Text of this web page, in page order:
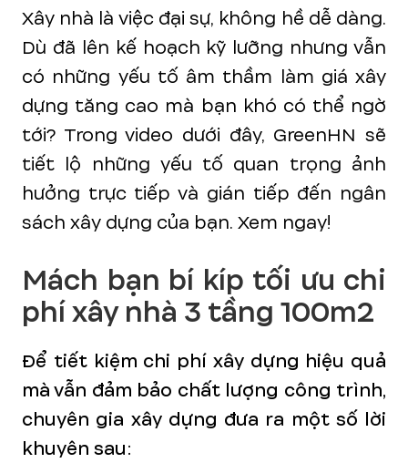
Xây nhà là việc đại sự, không hề dễ dàng.
Dù đã lên kế hoạch kỹ lưỡng nhưng vẫn
có những yếu tố âm thầm làm giá xây
dựng tăng cao mà bạn khó có thể ngờ
tới? Trong video dưới đây, GreenHN sẽ
tiết lộ những yếu tố quan trọng ảnh
hưởng trực tiếp và gián tiếp đến ngân
sách xây dựng của bạn. Xem ngay!
Mách bạn bí kíp tối ưu chi
phí xây nhà 3 tầng 100m2
Để tiết kiệm chi phí xây dựng hiệu quả
mà vẫn đảm bảo chất lượng công trình,
chuyên gia xây dựng đưa ra một số lời
khuyên sau: